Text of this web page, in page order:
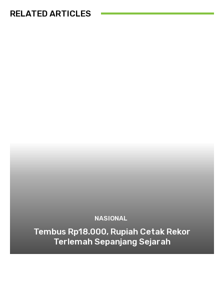
RELATED ARTICLES
NASIONAL
Tembus Rp18.000, Rupiah Cetak Rekor
Terlemah Sepanjang Sejarah